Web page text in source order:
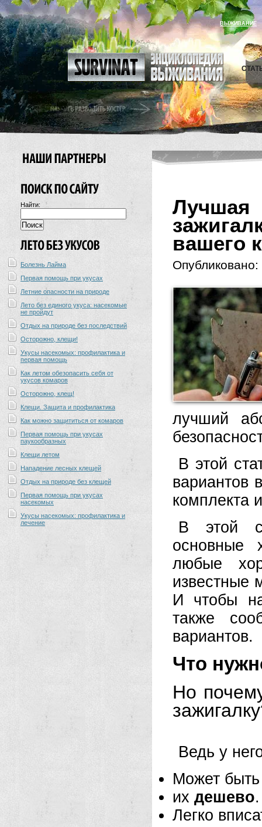
ВЫЖИВАНИЕ
Найти:
Болезнь Лайма
Первая помощь при укусах
Летние опасности на природе
Лето без единого укуса: насекомые
не пройдут
Отдых на природе без последствий
Осторожно, клещи!
Укусы насекомых: профилактика и
первая помощь
Как летом обезопасить себя от
укусов комаров
Осторожно, клещ!
Клещи. Защита и профилактика
Как можно защититься от комаров
Первая помощь при укусах
паукообразных
Клещи летом
Нападение лесных клещей
Отдых на природе без клещей
Первая помощь при укусах
насекомых
Укусы насекомых: профилактика и
лечение
вашего
Опубликовано:
лучший
В этой
вариантов
комплекта
В этой
основные
любые
известные
И чтобы
также
вариантов.
Что
Но
Ведь у
Может
их дешево.
Легко